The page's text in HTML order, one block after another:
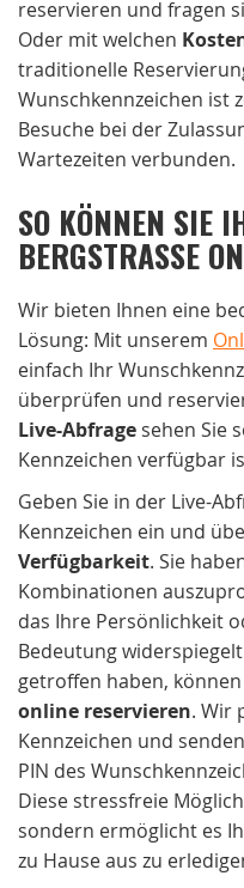
reservieren und fragen
Oder mit welchen
traditionelle
Wunschkennzeichen ist
Besuche bei der
Wartezeiten verbunden.
SO KÖNNEN SIE
BERGSTRASSE
Wir bieten Ihnen eine
Lösung: Mit unserem
einfach Ihr
überprüfen und
Live-Abfrage sehen Sie
Kennzeichen verfügbar
Geben Sie in der Live-
Kennzeichen ein und
Verfügbarkeit. Sie
Kombinationen
das Ihre Persönlichkeit
Bedeutung
getroffen haben,
online reservieren. Wir
Kennzeichen und
PIN des
Diese stressfreie
sondern ermöglicht es
zu Hause aus zu